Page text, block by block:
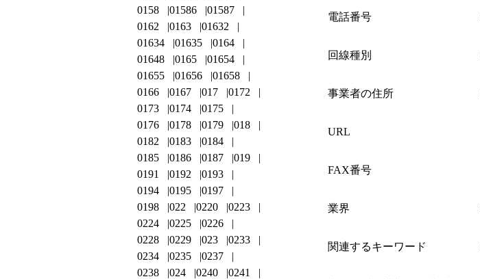
電話番号
回線種別
事業者の住所
URL
FAX番号
業界
関連するキーワード
0158
01586
01587
0162
0163
01632
01634
01635
0164
01648
0165
01654
01655
01656
01658
0166
0167 017
0172
0173
0174
0175
0176
0178 0179
018
0182
0183
0184
0185
0186 0187
019
0191
0192
0193
0194
0195
0197
0198
022 0220
0223
0224
0225
0226
0228
0229 023
0233
0234
0235
0237
0238
024 0240
0241